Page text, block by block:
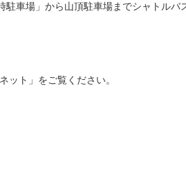
車場」から山頂駐車場までシャトルバ
ット」をご覧ください。